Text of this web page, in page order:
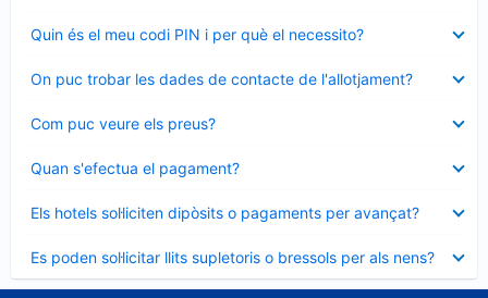
Quin és el meu codi PIN i per què el necessito?
tancat
On puc trobar les dades de contacte de l'allotjament?
tancat
Com puc veure els preus?
tancat
Quan s'efectua el pagament?
tancat
Els hotels sol·liciten dipòsits o pagaments per avançat?
tancat
Es poden sol·licitar llits supletoris o bressols per als nens?
tancat